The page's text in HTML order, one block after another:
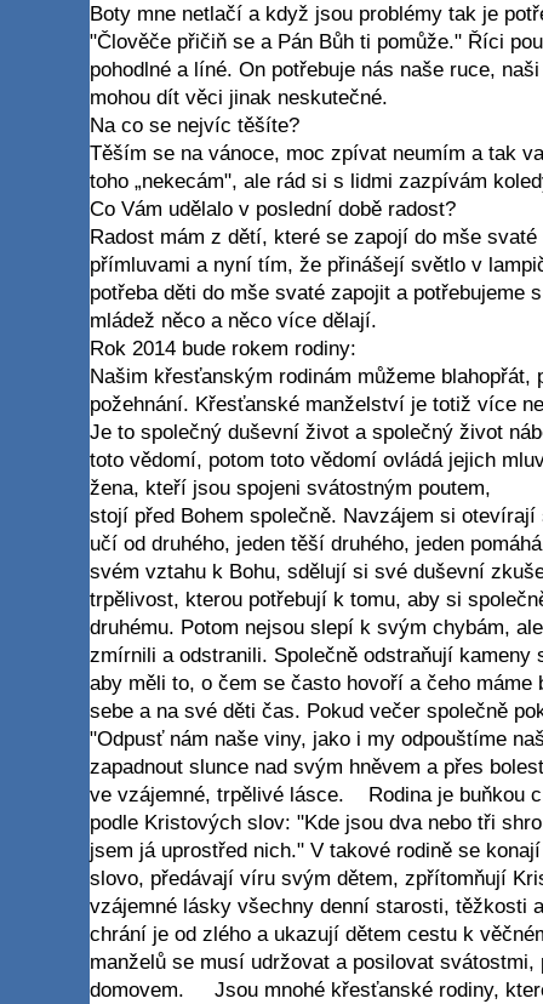
Boty mne netlačí a když jsou problémy tak je
"Člověče přičiň se a Pán Bůh ti pomůže." Říci
pohodlné a líné. On potřebuje nás naše ruce,
mohou dít věci jinak neskutečné.
Na co se nejvíc těšíte?
Těším se na vánoce, moc zpívat neumím a tak
toho „nekecám", ale rád si s lidmi zazpívám
Co Vám udělalo v poslední době radost?
Radost mám z dětí, které se zapojí do mše
přímluvami a nyní tím, že přinášejí světlo v
potřeba děti do mše svaté zapojit a potřebujeme
mládež něco a něco více dělají.
Rok 2014 bude rokem rodiny:
Našim křesťanským rodinám můžeme
požehnání. Křesťanské manželství je totiž více
Je to společný duševní život a společný život
toto vědomí, potom toto vědomí ovládá jejich
žena, kteří jsou spojeni svátostným poutem,
stojí před Bohem společně. Navzájem si
učí od druhého, jeden těší druhého, jeden
svém vztahu k Bohu, sdělují si své duševní
trpělivost, kterou potřebují k tomu, aby si
druhému. Potom nejsou slepí k svým chybám,
zmírnili a odstranili. Společně odstraňují
aby měli to, o čem se často hovoří a čeho máme
sebe a na své děti čas. Pokud večer společně
"Odpusť nám naše viny, jako i my odpouštíme
zapadnout slunce nad svým hněvem a přes
ve vzájemné, trpělivé lásce. Rodina je buňkou
podle Kristových slov: "Kde jsou dva nebo tři
jsem já uprostřed nich." V takové rodině se
slovo, předávají víru svým dětem, zpřítomňují
vzájemné lásky všechny denní starosti, těžkosti
chrání je od zlého a ukazují dětem cestu k
manželů se musí udržovat a posilovat
domovem. Jsou mnohé křesťanské rodiny,